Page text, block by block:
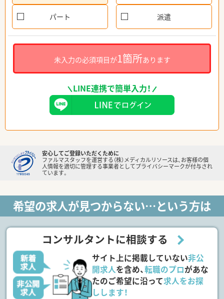
パート 派遣
未入力の必須項目が1箇所あります
LINE連携で簡単入力！
安心してご登録いただくために
ファルマスタッフを運営する（株）メディカルリソースは、お客様の個
人情報を適切に管理する事業者としてプライバシーマークが付与され
ています。
希望の求人が見つからない…という方は
コンサルタントに相談する
サイト上に掲載していない非公
開求人を含め、転職のプロがあな
たのご希望に沿って求人をお探
しします！